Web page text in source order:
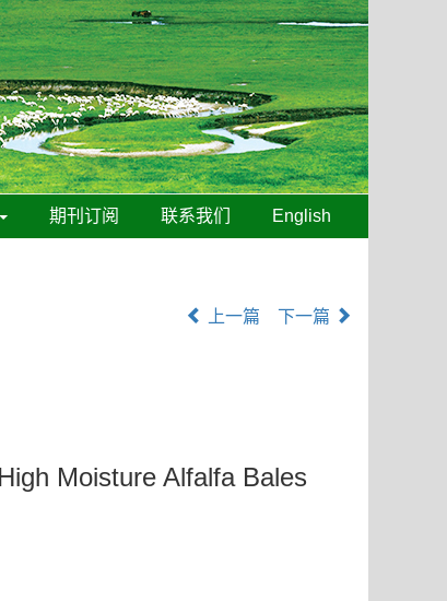
期刊订阅 联系我们 English
上一篇 下一篇
Moisture Alfalfa Bales